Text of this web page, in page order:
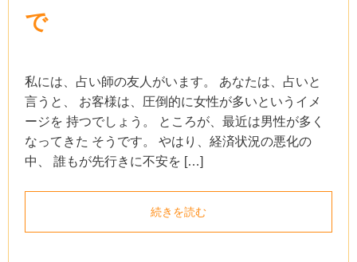
で
私には、占い師の友人がいます。 あなたは、占いと
言うと、 お客様は、圧倒的に女性が多いというイメ
ージを 持つでしょう。 ところが、最近は男性が多く
なってきた そうです。 やはり、経済状況の悪化の
中、 誰もが先行きに不安を […]
続きを読む